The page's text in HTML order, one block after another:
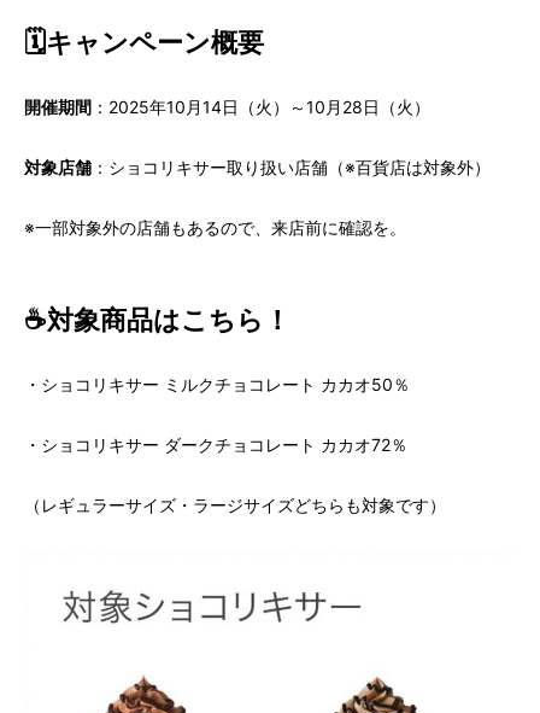
🗓️キャンペーン概要
開催期間 ：2025年10月14日（火）～10月28日（火）
対象店舗 ：ショコリキサー取り扱い店舗（※百貨店は対象外）
※一部対象外の店舗もあるので、来店前に確認を。
☕️対象商品はこちら！
・ショコリキサー ミルクチョコレート カカオ50％
・ショコリキサー ダークチョコレート カカオ72％
（レギュラーサイズ・ラージサイズどちらも対象です）